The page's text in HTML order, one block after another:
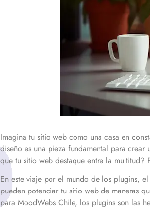
Imagina tu sitio web como una casa en
diseño es una pieza fundamental para
que tu sitio web destaque entre la
En este viaje por el mundo de los plugins,
pueden potenciar tu sitio web de maneras
para MoodWebs Chile, los plugins son las